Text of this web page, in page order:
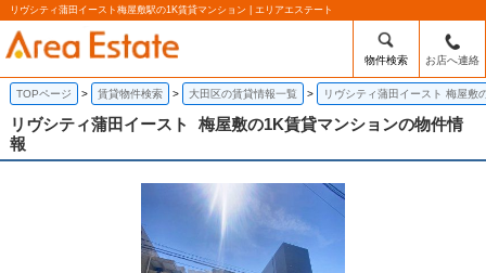
リヴシティ蒲田イースト梅屋敷駅の1K賃貸マンション | エリアエステート
物件検索 お店へ連絡
TOPページ 賃貸物件検索 大田区の賃貸情報一覧 リヴシティ蒲田イースト 梅屋敷
リヴシティ蒲田イースト
梅屋敷の1K賃貸マンションの物件情
報